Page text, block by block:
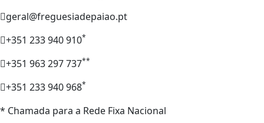
geral@freguesiadepaiao.pt
+351 233 940 910*
+351 963 297 737**
+351 233 940 968*
* Chamada para a Rede Fixa Nacional